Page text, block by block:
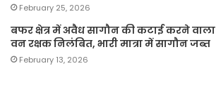
February 25, 2026
बफर क्षेत्र में अवैध सागौन की कटाई करने वाला
वन रक्षक निलंबित, भारी मात्रा में सागौन जब्त
February 13, 2026